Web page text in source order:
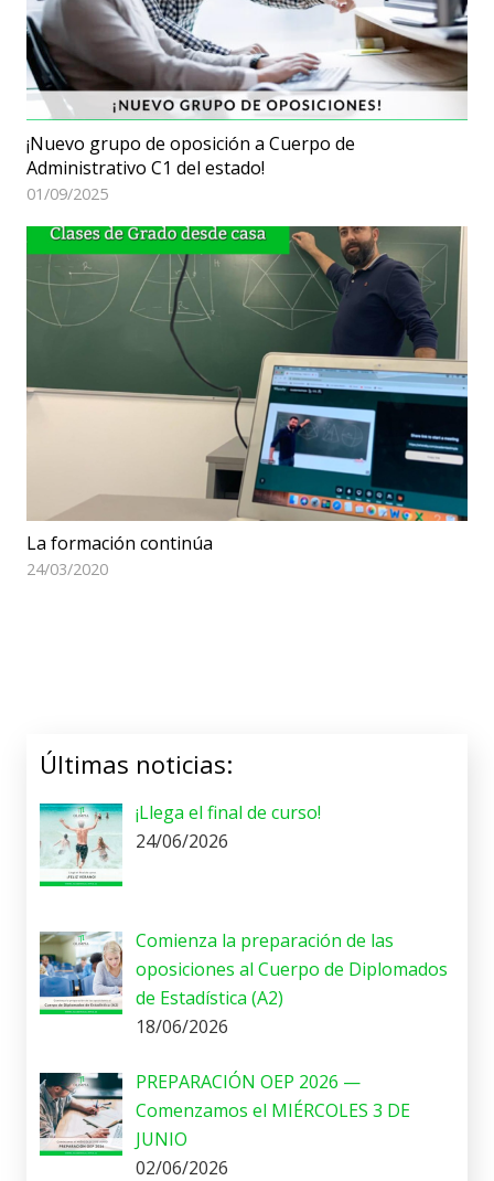
¡Nuevo grupo de oposición a Cuerpo de
Administrativo C1 del estado!
01/09/2025
La formación continúa
24/03/2020
Últimas noticias:
¡Llega el final de curso!
24/06/2026
Comienza la preparación de las
oposiciones al Cuerpo de Diplomados
de Estadística (A2)
18/06/2026
PREPARACIÓN OEP 2026 —
Comenzamos el MIÉRCOLES 3 DE
JUNIO
02/06/2026